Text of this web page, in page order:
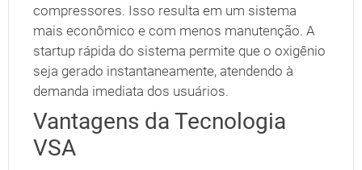
compressores. Isso resulta em um sistema
mais econômico e com menos manutenção. A
startup rápida do sistema permite que o oxigênio
seja gerado instantaneamente, atendendo à
demanda imediata dos usuários.
Vantagens da Tecnologia
VSA